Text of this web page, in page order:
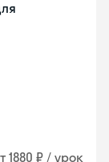
1880 ₽ / урок